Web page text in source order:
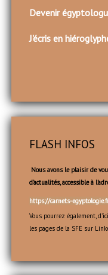
Devenir
J'écris en
FLASH INFOS
Nous avons le plaisir de
d’actualités, accessible à
https://carnets-
Vous pourrez également,
les pages de la SFE sur